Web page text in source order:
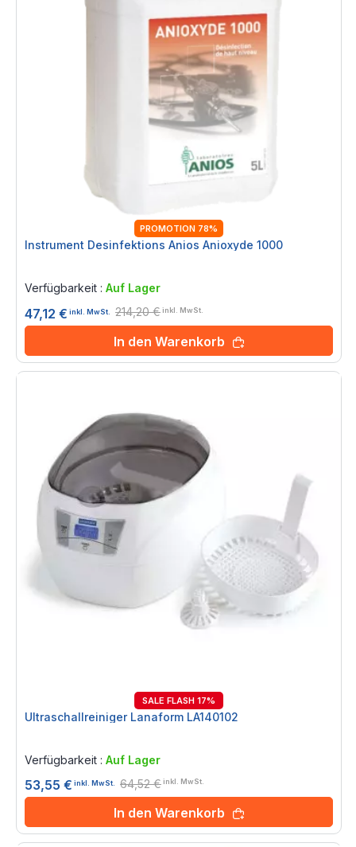
PROMOTION 78%
Instrument Desinfektions Anios Anioxyde 1000
Verfügbarkeit : Auf Lager
47,12 € inkl. MwSt. 214,20 €inkl. MwSt.
In den Warenkorb
SALE FLASH 17%
Ultraschallreiniger Lanaform LA140102
Verfügbarkeit : Auf Lager
53,55 € inkl. MwSt. 64,52 €inkl. MwSt.
In den Warenkorb